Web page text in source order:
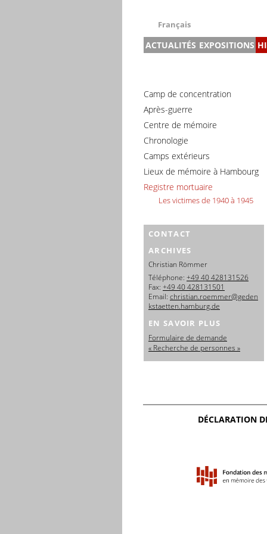
ACTUALITÉS
Calendrier des événements
EXPOSITIONS
Exposition
Briqueterie
L’ancienne
Prisons et
Maison du
Expositions
Expositions
Français
Deutsch
Dansk
Español
Italiano
Nederlands
Polski
Português
Türkçe
Yкраїнський
Русский
עברית
العربية
日本語
Camp de concentration
Après-guerre
Centre de mémoire
Chronologie
Camps extérieurs
Lieux de mémoire à Hambourg
Registre mortuaire
Les victimes de 1940 à 1945
CONTACT
ARCHIVES
Christian Römmer
Téléphone: +49 40 428131526
Fax: +49 40 428131501
Email: christian.roemmer@geden
kstaetten.hamburg.de
EN SAVOIR PLUS
Formulaire de demande
« Recherche de personnes »
DÉCLARATION